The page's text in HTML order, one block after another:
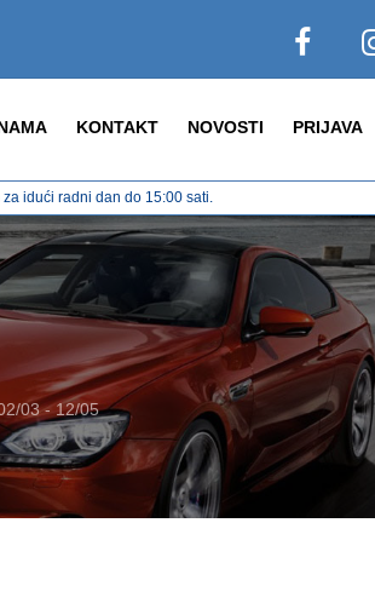
KONTAKT NOVOSTI PRIJAVA
idući radni dan do 15:00 sati.
03 - 12/05